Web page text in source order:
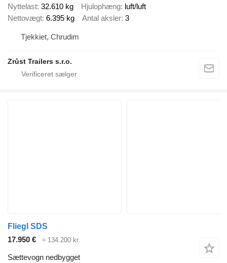
Nyttelast 32.610 kg Hjulophæng luft/luft
Nettovægt 6.395 kg Antal aksler 3
Tjekkiet, Chrudim
Zrůst Trailers s.r.o.
Fliegl SDS
17.950 €
≈ 134.200 kr.
Sættevogn nedbygget